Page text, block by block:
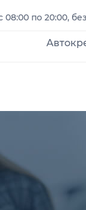
08:00 по 20:00,